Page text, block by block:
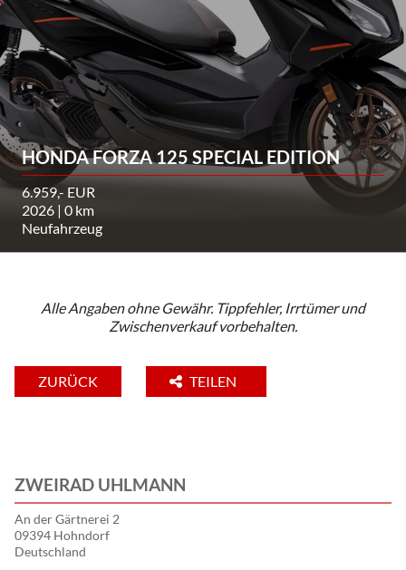
HONDA FORZA 125 SPECIAL EDITION
6.959,- EUR
2026 | 0 km
Neufahrzeug
Alle Angaben ohne Gewähr. Tippfehler, Irrtümer und
Zwischenverkauf vorbehalten.
ZURÜCK TEILEN
ZWEIRAD UHLMANN
An der Gärtnerei 2
09394 Hohndorf
Deutschland